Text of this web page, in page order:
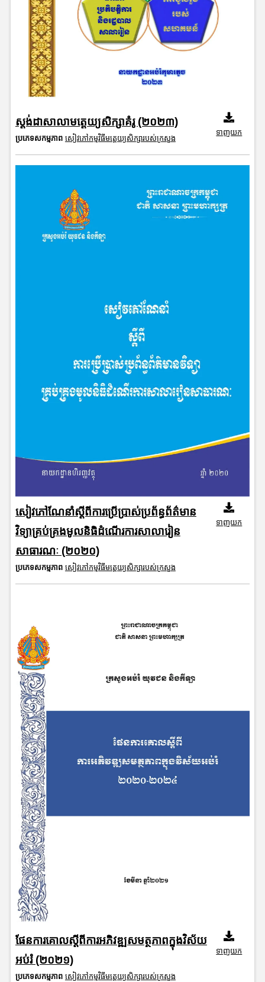
ស្ដង់ដាសាលាមត្តេយ្យសិក្សាគំរូ (២០២៣)
ប្រភេទសកម្មភាព សៀវភៅកម្មវិធីមត្តេយ្យសិក្សារបស់ក្រសួង
ទាញយក
សៀវភៅណែនាំស្តីពីការប្រើប្រាស់ប្រព័ន្ធព័ត៌មាន
វិទ្យាគ្រប់គ្រងមូលនិធិដំណើរការសាលារៀន
សាធារណៈ (២០២០)
ប្រភេទសកម្មភាព សៀវភៅកម្មវិធីមត្តេយ្យសិក្សារបស់ក្រសួង
ទាញយក
ផែនការគោលស្តីពីការអភិវឌ្ឍសមត្ថភាពក្នុងវិស័យ
អប់រំ (២០២១)
ប្រភេទសកម្មភាព សៀវភៅកម្មវិធីមត្តេយ្យសិក្សារបស់ក្រសួង
ទាញយក